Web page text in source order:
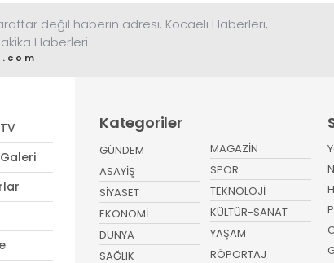
değil haberin adresi. Kocaeli Haberleri,
Haberleri
Kategoriler
GÜNDEM
ASAYİŞ
SİYASET
EKONOMİ
DÜNYA
SAĞLIK
MAGAZİN
SPOR
TEKNOLOJİ
KÜLTÜR-SANAT
YAŞAM
RÖPORTAJ